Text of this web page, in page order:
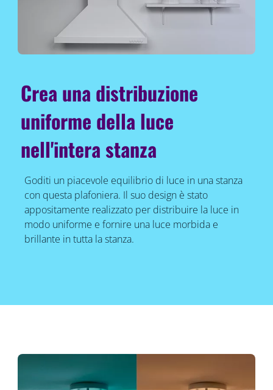
Crea una distribuzione
uniforme della luce
nell'intera stanza
Goditi un piacevole equilibrio di luce in una stanza
con questa plafoniera. Il suo design è stato
appositamente realizzato per distribuire la luce in
modo uniforme e fornire una luce morbida e
brillante in tutta la stanza.